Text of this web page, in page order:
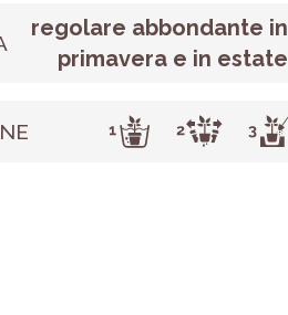
regolare abbondante in
primavera e in estate